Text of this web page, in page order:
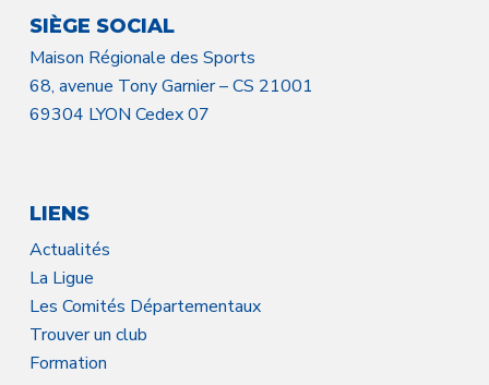
SIÈGE SOCIAL
Maison Régionale des Sports
68, avenue Tony Garnier – CS 21001
69304 LYON Cedex 07
LIENS
Actualités
La Ligue
Les Comités Départementaux
Trouver un club
Formation